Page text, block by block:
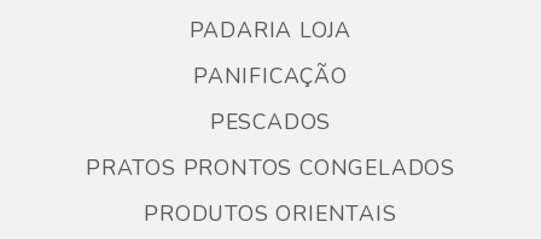
PADARIA LOJA
PANIFICAÇÃO
PESCADOS
PRATOS PRONTOS CONGELADOS
PRODUTOS ORIENTAIS